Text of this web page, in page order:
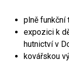
plně funkční
expozici k
hutnictví v
kovářskou